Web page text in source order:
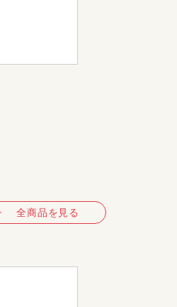
全商品を見る